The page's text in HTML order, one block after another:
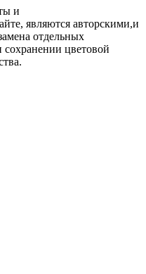
и
являются авторскими,и
отдельных
сохранении цветовой